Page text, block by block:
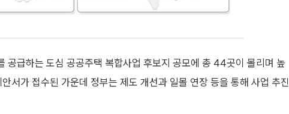
공급하는 도심 공공주택 복합사업 후보지 공모에 총 44곳이 몰리며 높
서가 접수된 가운데 정부는 제도 개선과 일몰 연장 등을 통해 사업 추진